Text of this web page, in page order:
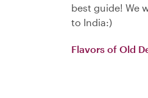
best guide! We
to India:)
Flavors of Old